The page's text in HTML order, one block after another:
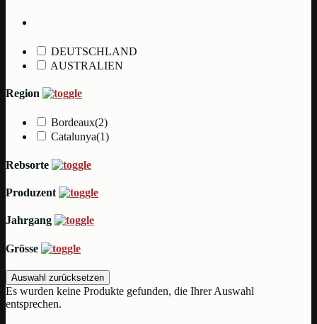
DEUTSCHLAND
AUSTRALIEN
Region
Bordeaux(2)
Catalunya(1)
Rebsorte
Produzent
Jahrgang
Grösse
Auswahl zurücksetzen
Es wurden keine Produkte gefunden, die Ihrer Auswahl
entsprechen.